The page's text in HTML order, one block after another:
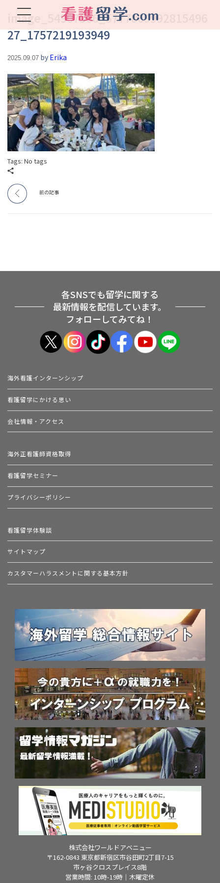
看護留学.com
World Avenueは海外就職、 永住を目指す看護留学をサポートします !
image_54907566_5777869992815496
27_1757219193949
2025.09.07 by Erika
Tags: No tags
前の記事
各SNSでも留学に関する
最新情報を配信しています。
フォローしてみてね！
海外看護インターンシップ
看護留学にかける思い
会社情報・アクセス
海外正看護師資格取得
看護留学セミナー
プライバシーポリシー
看護留学体験談
サイトマップ
カスタマーハラスメントに関する基本方針
株式会社ワールドアベニュー
〒162-0843 東京都新宿区市谷田町2丁目7-15
市ヶ谷クロスプレイス8階
営業時間: 10時-19時｜木曜定休